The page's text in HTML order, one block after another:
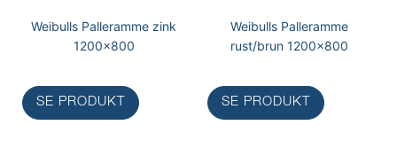
Weibulls Palleramme zink
1200x800
SE PRODUKT
Weibulls Palleramme
rust/brun 1200x800
SE PRODUKT